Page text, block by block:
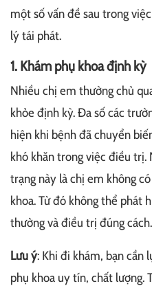
một số vấn đề sau trong
lý tái phát.
1. Khám phụ khoa định kỳ
Nhiều chị em thường chủ
khỏe định kỳ. Đa số các
hiện khi bệnh đã chuyển
khó khăn trong việc điều
trạng này là chị em không
khoa. Từ đó không thể phát
thường và điều trị đúng cách.
Lưu ý: Khi đi khám, bạn cần
phụ khoa uy tín, chất lượng.